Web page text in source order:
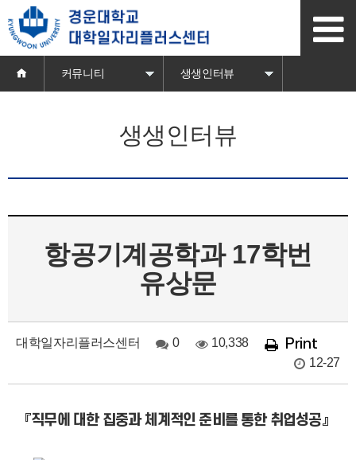
문
로
기
커뮤니티 생생인터뷰
생생인터뷰
항공기계공학과 17학번
유상문
대학일자리플러스센터 0 10,338 Print
12-27
『직무에 대한 집중과 체계적인 준비를 통한 취업성공』